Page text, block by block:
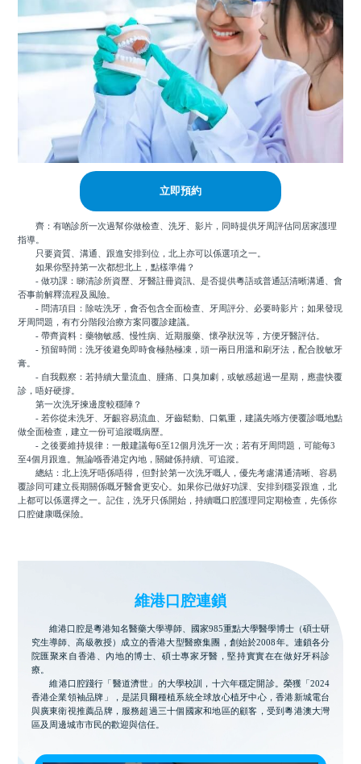
立即預約
齊：有啲診所一次過幫你做檢查、洗牙、影片，同時提供牙周評估同居家護理
指導。
只要資質、溝通、跟進安排到位，北上亦可以係選項之一。
如果你堅持第一次都想北上，點樣準備？
- 做功課：睇清診所資歷、牙醫註冊資訊、是否提供粵語或普通話清晰溝通、會
否事前解釋流程及風險。
- 問清項目：除咗洗牙，會否包含全面檢查、牙周評分、必要時影片；如果發現
牙周問題，有冇分階段治療方案同覆診建議。
- 帶齊資料：藥物敏感、慢性病、近期服藥、懷孕狀況等，方便牙醫評估。
- 預留時間：洗牙後避免即時食極熱極凍，頭一兩日用溫和刷牙法，配合脫敏牙
膏。
- 自我觀察：若持續大量流血、腫痛、口臭加劇，或敏感超過一星期，應盡快覆
診，唔好硬撐。
第一次洗牙揀邊度較穩陣？
- 若你從未洗牙、牙齦容易流血、牙齒鬆動、口氣重，建議先喺方便覆診嘅地點
做全面檢查，建立一份可追蹤嘅病歷。
- 之後要維持規律：一般建議每6至12個月洗牙一次；若有牙周問題，可能每3
至4個月跟進。無論喺香港定內地，關鍵係持續、可追蹤。
總結：北上洗牙唔係唔得，但對於第一次洗牙嘅人，優先考慮溝通清晰、容易
覆診同可建立長期關係嘅牙醫會更安心。如果你已做好功課、安排到穩妥跟進，北
上都可以係選擇之一。記住，洗牙只係開始，持續嘅口腔護理同定期檢查，先係你
口腔健康嘅保險。
維港口腔連鎖
維港口腔是粵港知名醫藥大學導師、國家985重點大學醫學博士（碩士研
究生導師、高級教授）成立的香港大型醫療集團，創始於2008年。連鎖各分
院匯聚來自香港、內地的博士、碩士專家牙醫，堅持實實在在做好牙科診
療。
維港口腔踐行「醫道濟世」的大學校訓，十六年穩定開診。榮獲「2024
香港企業領袖品牌」，是諾貝爾種植系統全球放心植牙中心，香港新城電台
與廣東衛視推薦品牌，服務超過三十個國家和地區的顧客，受到粵港澳大灣
區及周邊城市市民的歡迎與信任。